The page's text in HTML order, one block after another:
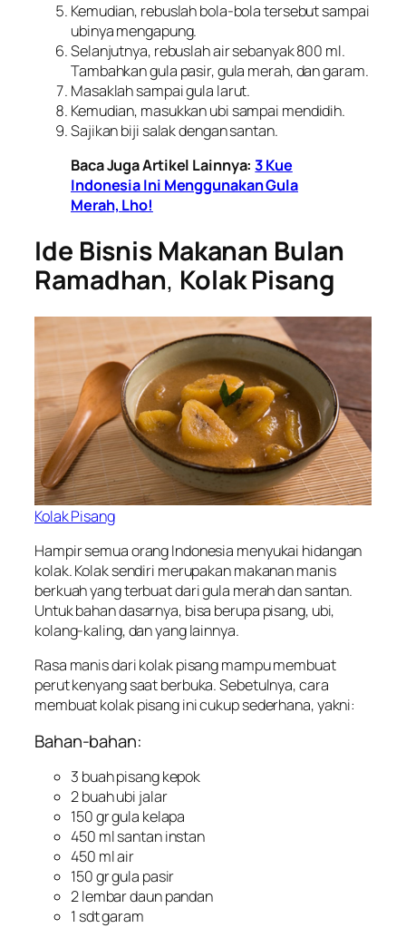
Kemudian, rebuslah bola-bola tersebut sampai
ubinya mengapung.
Selanjutnya, rebuslah air sebanyak 800 ml.
Tambahkan gula pasir, gula merah, dan garam.
Masaklah sampai gula larut.
Kemudian, masukkan ubi sampai mendidih.
Sajikan biji salak dengan santan.
Baca Juga Artikel Lainnya:3 Kue
Indonesia Ini Menggunakan Gula
Merah, Lho!
Ide Bisnis Makanan Bulan
Ramadhan, Kolak Pisang
Kolak Pisang
Hampir semua orang Indonesia menyukai hidangan
kolak. Kolak sendiri merupakan makanan manis
berkuah yang terbuat dari gula merah dan santan.
Untuk bahan dasarnya, bisa berupa pisang, ubi,
kolang-kaling, dan yang lainnya.
Rasa manis dari kolak pisang mampu membuat
perut kenyang saat berbuka. Sebetulnya, cara
membuat kolak pisang ini cukup sederhana, yakni:
Bahan-bahan:
3 buah pisang kepok
2 buah ubi jalar
150 gr gula kelapa
450 ml santan instan
450 ml air
150 gr gula pasir
2 lembar daun pandan
1 sdt garam